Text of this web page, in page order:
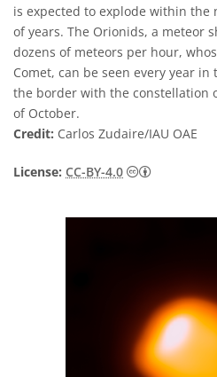
is expected to explode within the
of years. The Orionids, a meteor
dozens of meteors per hour,
Comet, can be seen every year
the border with the constellation
of October.
Credit: Carlos Zudaire/IAU OAE
License: CC-BY-4.0 Creative